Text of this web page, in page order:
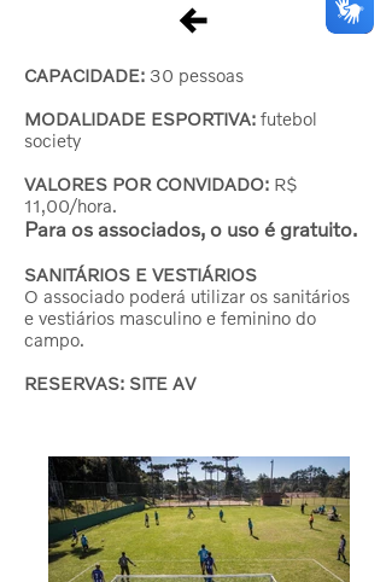
CAPACIDADE: 30 pessoas​
MODALIDADE ESPORTIVA: futebol
society
VALORES POR CONVIDADO: R$
11,00/hora.
Para os associados, o uso é gratuito.
SANITÁRIOS E VESTIÁRIOS
O associado poderá utilizar os sanitários
e vestiários masculino e feminino do
campo.
RESERVAS: SITE AV